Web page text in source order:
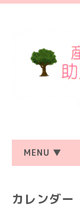
MENU ▼
カレンダー